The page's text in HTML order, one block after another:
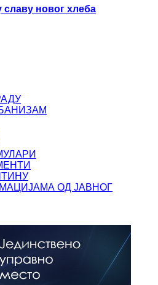
славу новог хлеба
ОД ЈАВНОГ